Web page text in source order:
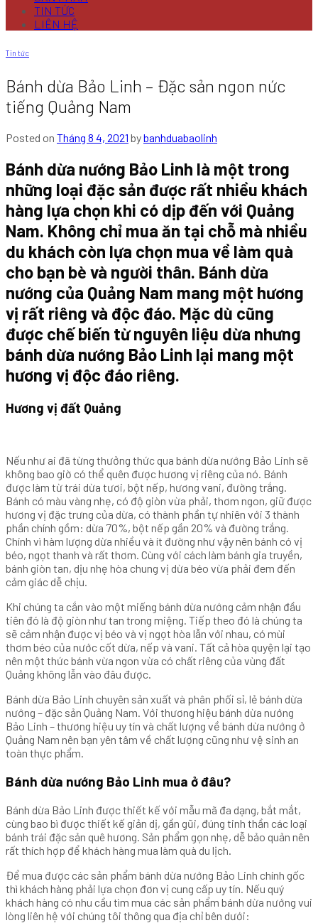
TIN TỨC
LIÊN HỆ
Tin tức
Bánh dừa Bảo Linh – Đặc sản ngon nức
tiếng Quảng Nam
Posted on Tháng 8 4, 2021 bybanhduabaolinh
Bánh dừa nướng Bảo Linh là một trong
những loại đặc sản được rất nhiều khách
hàng lựa chọn khi có dịp đến với Quảng
Nam. Không chỉ mua ăn tại chỗ mà nhiều
du khách còn lựa chọn mua về làm quà
cho bạn bè và người thân. Bánh dừa
nướng của Quảng Nam mang một hương
vị rất riêng và độc đáo. Mặc dù cũng
được chế biến từ nguyên liệu dừa nhưng
bánh dừa nướng Bảo Linh lại mang một
hương vị độc đáo riêng.
Hương vị đất Quảng
Nếu như ai đã từng thưởng thức qua bánh dừa nướng Bảo Linh sẽ
không bao giờ có thể quên được hương vị riêng của nó. Bánh
được làm từ trái dừa tươi, bột nếp, hương vani, đường trắng.
Bánh có màu vàng nhẹ, có độ giòn vừa phải, thơm ngon, giữ được
hương vị đặc trưng của dừa, có thành phần tự nhiên với 3 thành
phần chính gồm: dừa 70%, bột nếp gần 20% và đường trắng.
Chính vì hàm lượng dừa nhiều và ít đường như vậy nên bánh có vị
béo, ngọt thanh và rất thơm. Cùng với cách làm bánh gia truyền,
bánh giòn tan, dịu nhẹ hòa chung vị dừa béo vừa phải đem đến
cảm giác dễ chịu.
Khi chúng ta cắn vào một miếng bánh dừa nướng cảm nhận đầu
tiên đó là độ giòn như tan trong miệng. Tiếp theo đó là chúng ta
sẽ cảm nhận được vị béo và vị ngọt hòa lẫn với nhau, có mùi
thơm béo của nước cốt dừa, nếp và vani. Tất cả hòa quyện lại tạo
nên một thức bánh vừa ngon vừa có chất riêng của vùng đất
Quảng không lẫn vào đâu được.
Bánh dừa Bảo Linh chuyên sản xuất và phân phối sỉ, lẻ bánh dừa
nướng – đặc sản Quảng Nam. Với thương hiệu bánh dừa nướng
Bảo Linh – thương hiệu uy tín và chất lượng về bánh dừa nướng ở
Quảng Nam nên bạn yên tâm về chất lượng cũng như vệ sinh an
toàn thực phẩm.
Bánh dừa nướng Bảo Linh mua ở đâu?
Bánh dừa Bảo Linh được thiết kế với mẫu mã đa dạng, bắt mắt,
cùng bao bì được thiết kế giản dị, gần gũi, đúng tinh thần các loại
bánh trái đặc sản quê hương. Sản phẩm gọn nhẹ, dễ bảo quản nên
rất thích hợp để khách hàng mua làm quà du lịch.
Để mua được các sản phẩm bánh dừa nướng Bảo Linh chính gốc
thì khách hàng phải lựa chọn đơn vị cung cấp uy tín. Nếu quý
khách hàng có nhu cầu tìm mua các sản phẩm bánh dừa nướng vui
lòng liên hệ với chúng tôi thông qua địa chỉ bên dưới: